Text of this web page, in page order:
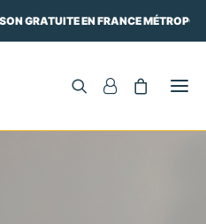
GRATUITE EN FRANCE